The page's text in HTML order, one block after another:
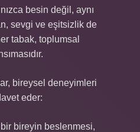
besin değil, aynı
sevgi ve eşitsizlik de
tabak, toplumsal
bireysel deneyimleri
eder:
bir bireyin beslenmesi,